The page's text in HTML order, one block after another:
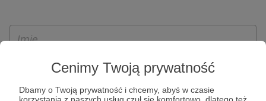
Cenimy Twoją prywatność
Dbamy o Twoją prywatność i chcemy, abyś w czasie
Patronite.pl, w tym możliwości dokonywania oraz
otrzymywania wsparcia na naszej platformie oraz
ich przenoszenia, niepodlegania zautomatyzowanemu
wyrażenia sprzeciwu wobec przetwarzania Twoich danych
osobowych. Rejestracja dla osób niepełnoletnich możliwa
jest po przekazaniu podpisanego formularza "Zgodna na